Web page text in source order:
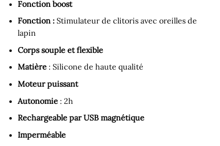
Fonction boost
Fonction :Stimulateur de clitoris avec oreilles de
lapin
Corps souple et flexible
Matière: Silicone de haute qualité
Moteur puissant
Autonomie: 2h
Rechargeable par USB magnétique
Imperméable